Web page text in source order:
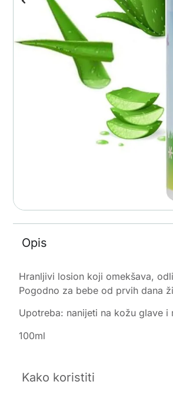
Opis
Hranljivi losion koji omekšava,
Pogodno za bebe od prvih dana
Upotreba: nanijeti na kožu glave
100ml
Kako koristiti